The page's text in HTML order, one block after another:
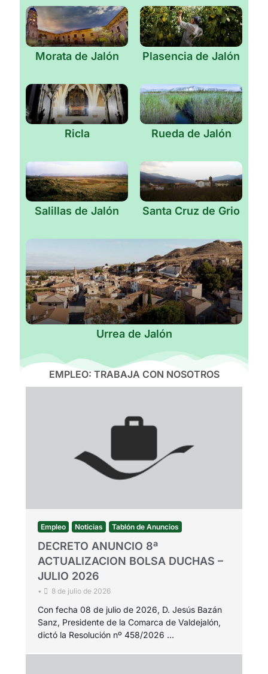
Morata de Jalón Plasencia de Jalón
Ricla Rueda de Jalón
Salillas de Jalón Santa Cruz de Grio
Urrea de Jalón
EMPLEO: TRABAJA CON NOSOTROS
Empleo Noticias Tablón de Anuncios
DECRETO ANUNCIO 8ª
ACTUALIZACION BOLSA DUCHAS –
JULIO 2026
• 8 de julio de 2026
Con fecha 08 de julio de 2026, D. Jesús Bazán
Sanz, Presidente de la Comarca de Valdejalón,
dictó la Resolución nº 458/2026 …